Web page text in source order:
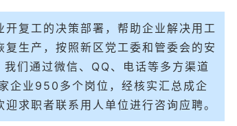
复工的决策部署，帮助企业解决用工
生产，按照新区党工委和管委会的安
们通过微信、QQ、电话等多方渠道
企业950多个岗位，经核实汇总成企
求职者联系用人单位进行咨询应聘。